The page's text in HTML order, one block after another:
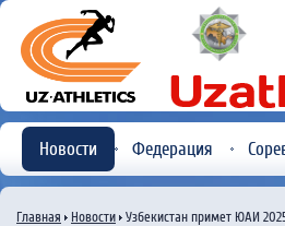
Новости Федерация
Главная Новости Узбекистан примет ЮАИ